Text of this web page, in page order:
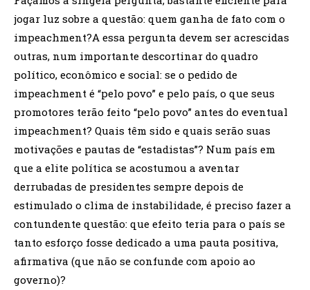
jogar luz sobre a questão: quem ganha de fato com o
impeachment?A essa pergunta devem ser acrescidas
outras, num importante descortinar do quadro
político, econômico e social: se o pedido de
impeachment é “pelo povo” e pelo país, o que seus
promotores terão feito “pelo povo” antes do eventual
impeachment? Quais têm sido e quais serão suas
motivações e pautas de “estadistas”? Num país em
que a elite política se acostumou a aventar
derrubadas de presidentes sempre depois de
estimulado o clima de instabilidade, é preciso fazer a
contundente questão: que efeito teria para o país se
tanto esforço fosse dedicado a uma pauta positiva,
afirmativa (que não se confunde com apoio ao
governo)?